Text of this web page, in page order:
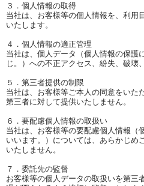
３．個人情報の取得
当社は、お客様等の個人情報を、利用
いたします。
４．個人情報の適正管理
当社は、個人データ（個人情報の保護
じ。）への不正アクセス、紛失、破
５．第三者提供の制限
当社は、お客様等ご本人の同意をいた
第三者に対して提供いたしません。
６．要配慮個人情報の取扱い
当社は、お客様等の要配慮個人情報（
いいます。）については、あらかじめ
いたしません。
７．委託先の監督
お客様等の個人データの取扱いを第三